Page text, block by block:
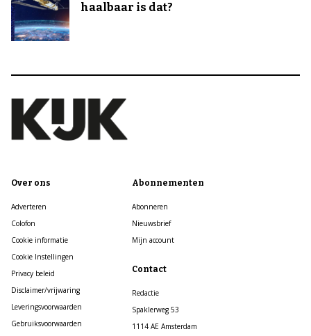
haalbaar is dat?
Over ons
Adverteren
Colofon
Cookie informatie
Cookie Instellingen
Privacy beleid
Disclaimer/vrijwaring
Leveringsvoorwaarden
Gebruiksvoorwaarden
Abonnementen
Abonneren
Nieuwsbrief
Mijn account
Contact
Redactie
Spaklerweg 53
1114 AE Amsterdam